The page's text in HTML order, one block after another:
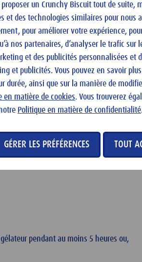
klicken um die Cookie Einstellungen zu
pendant au moins 5 heures ou,
un Crunchy Biscuit tout de suite,
et des technologies similaires pour nous
pour améliorer votre expérience,
nos partenaires, d’analyser le trafic
et des publicités personnalisées et
et publicités. Vous pouvez en savoir
durée, ainsi que sur la manière de
en matière de cookies. Vous trouverez
Politique en matière de confidentialité
GÉRER LES PRÉFÉRENCES TOUT